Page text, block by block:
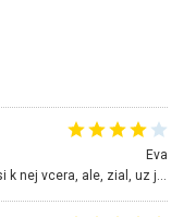
Eva
Hojdacka v Krpelanoch uz nie je, vysli sme si k nej vcera, ale, zial, uz je znicena. Ak sem planujete cestu len kvoli hojdacke, mozete si ju usetrit. Krasny vyhlad je tu vsak aj bez hojdacky :-)